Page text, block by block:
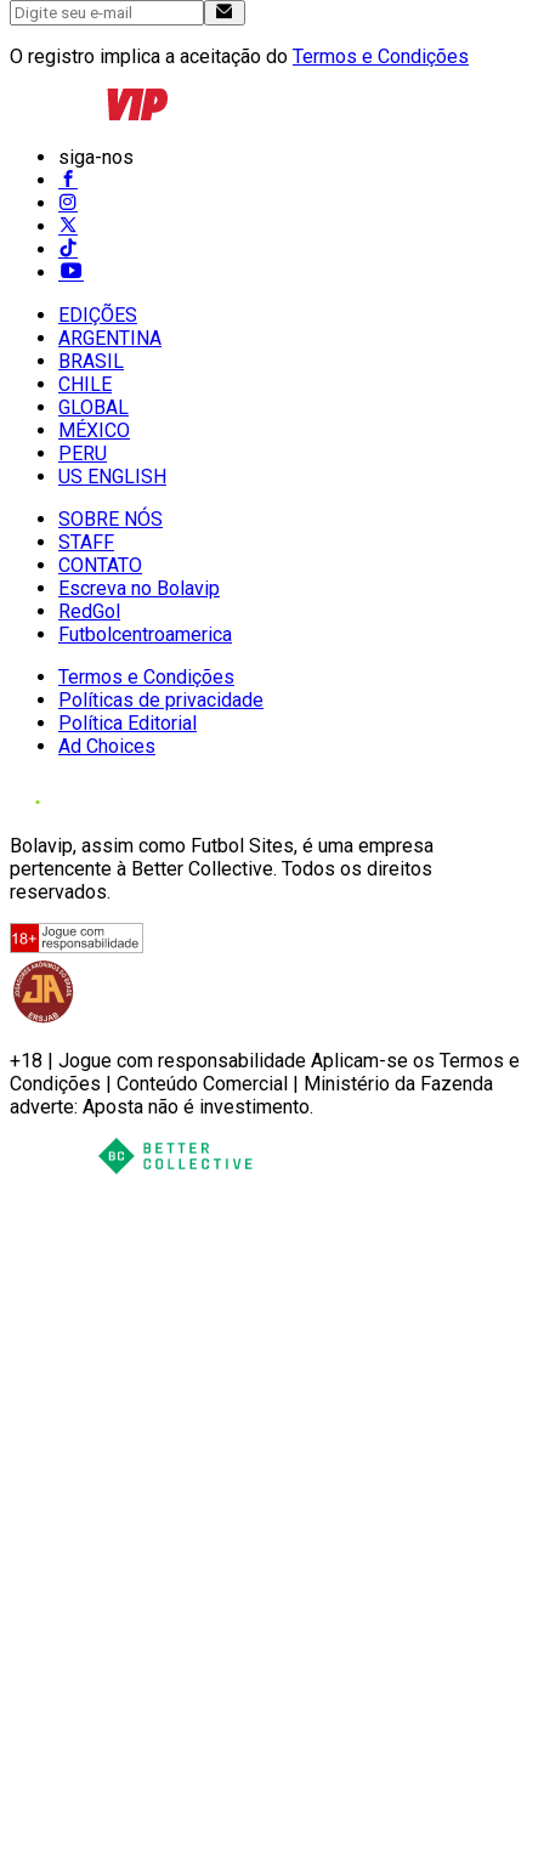
O registro implica a aceitação do Termos e Condições
siga-nos
EDIÇÕES
ARGENTINA
BRASIL
CHILE
GLOBAL
MÉXICO
PERU
US ENGLISH
SOBRE NÓS
STAFF
CONTATO
Escreva no Bolavip
RedGol
Futbolcentroamerica
Termos e Condições
Políticas de privacidade
Política Editorial
Ad Choices
Bolavip, assim como Futbol Sites, é uma empresa
pertencente à Better Collective. Todos os direitos
reservados.
+18 | Jogue com responsabilidade Aplicam-se os Termos e
Condições | Conteúdo Comercial | Ministério da Fazenda
adverte: Aposta não é investimento.